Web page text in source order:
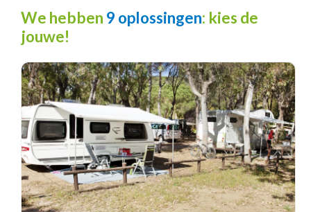
We hebben 9 oplossingen: kies de
jouwe!